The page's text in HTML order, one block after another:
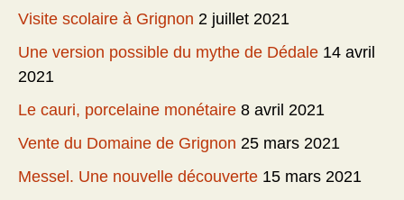
Visite scolaire à Grignon 2 juillet 2021
Une version possible du mythe de Dédale 14 avril
2021
Le cauri, porcelaine monétaire 8 avril 2021
Vente du Domaine de Grignon 25 mars 2021
Messel. Une nouvelle découverte 15 mars 2021